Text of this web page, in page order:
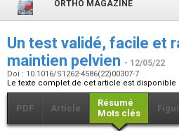
ORTHO MAGAZINE
Un test validé, facile et
maintien pelvien - 12/05/22
Doi : 10.1016/S1262-4586(22)00307-7
Le texte complet de cet article est disponible
PDF Article
Résumé
Mots clés